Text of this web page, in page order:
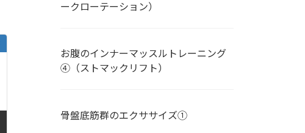
ークローテーション）
お腹のインナーマッスルトレーニング
④（ストマックリフト）
骨盤底筋群のエクササイズ➀